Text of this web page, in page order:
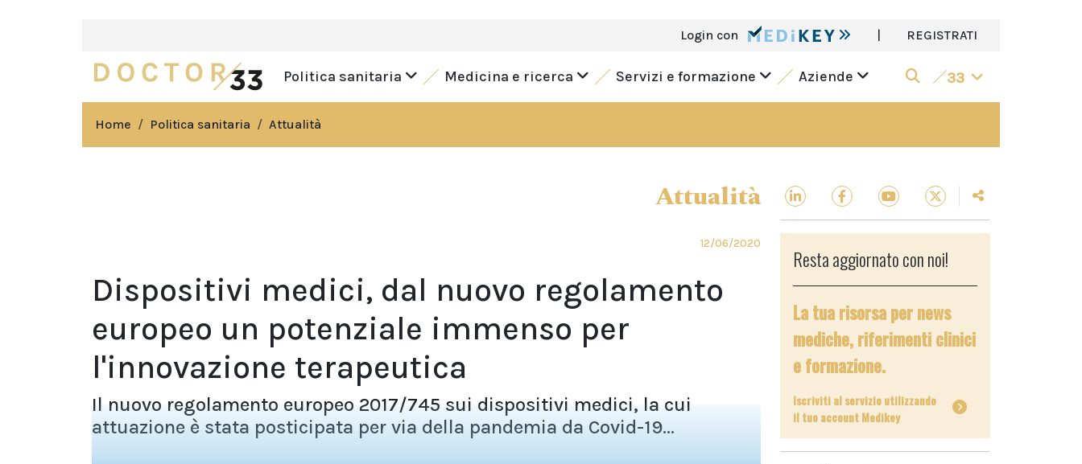
Login con | REGISTRATI
Politica sanitaria Medicina e ricerca Servizi e formazione Aziende 33
Home Politica sanitaria Attualità
Attualità
12/06/2020
Dispositivi medici, dal nuovo regolamento
europeo un potenziale immenso per
l'innovazione terapeutica
Il nuovo regolamento europeo 2017/745 sui dispositivi medici, la cui
attuazione è stata posticipata per via della pandemia da Covid-19...
Resta aggiornato con noi!
La tua risorsa per news
mediche, riferimenti clinici
e formazione.
Iscriviti al servizio utilizzando
il tuo account Medikey